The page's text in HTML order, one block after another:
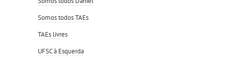
Somos todos TAEs
TAEs livres
UFSC à Esquerda